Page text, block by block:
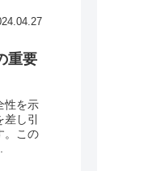
重要
性を示
し引
。この